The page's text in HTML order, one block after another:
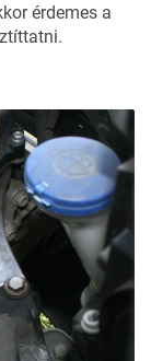
érdemes a